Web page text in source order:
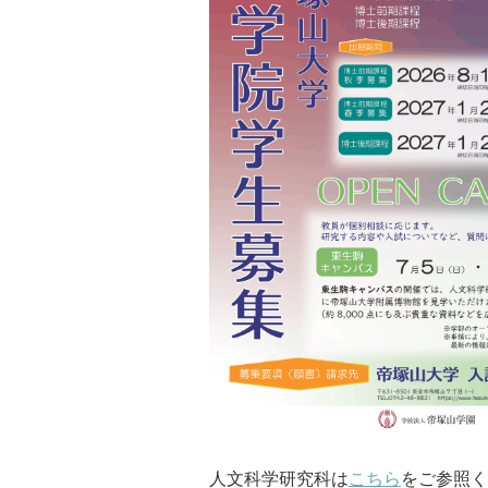
人文科学研究科はこちらをご参照